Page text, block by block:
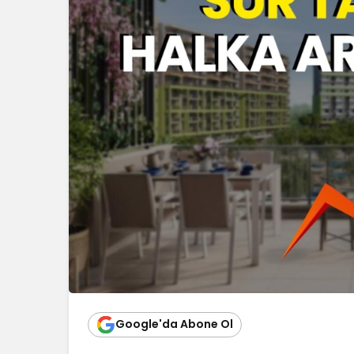
Google'da Abone Ol